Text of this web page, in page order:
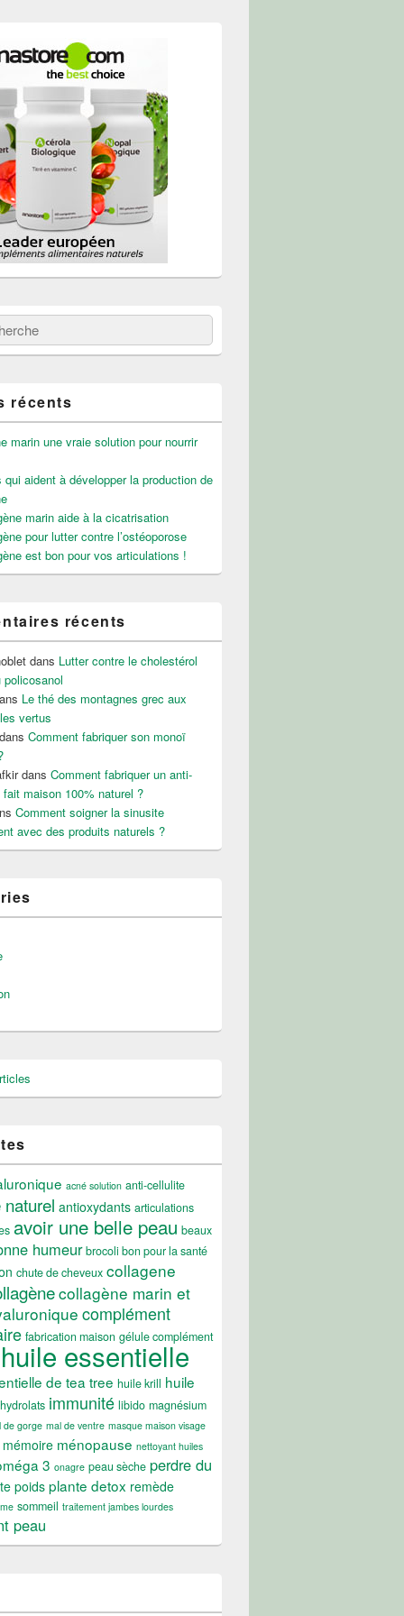
récents
marin une vraie solution pour nourrir
qui aident à développer la production de
marin aide à la cicatrisation
pour lutter contre l’ostéoporose
est bon pour vos articulations !
récents
dans Lutter contre le cholestérol
policosanol
Le thé des montagnes grec aux
vertus
dans Comment fabriquer son monoï
dans Comment fabriquer un anti-
maison 100% naturel ?
Comment soigner la sinusite
avec des produits naturels ?
acné solution anti-cellulite
antioxydants articulations
avoir une belle peau beaux
humeur brocoli bon pour la santé
chute de cheveux collagene
collagène marin et
complément
fabrication maison gélule complément
huile essentielle
de tea tree huile krill huile
hydrolats immunité libido magnésium
de gorge mal de ventre masque maison visage
mémoire ménopause nettoyant huiles
3 onagre peau sèche perdre du
poidsplante detox remède
sommeil traitement jambes lourdes
peau